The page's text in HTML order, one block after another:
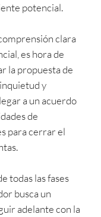
potencial.
clara
es hora de
la propuesta de
y
a un acuerdo
de
para cerrar el
todas las fases
busca un
adelante con la